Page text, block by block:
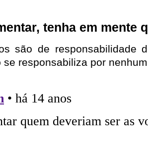
tenha em mente
são de responsabilidade
se responsabiliza por